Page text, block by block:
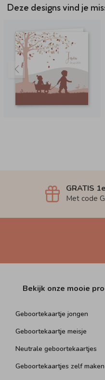
Deze designs vind je
GRATIS
Met code
Bekijk onze mooie
Geboortekaartje jongen
Geboortekaartje meisje
Neutrale geboortekaartjes
Geboortekaartjes zelf maken